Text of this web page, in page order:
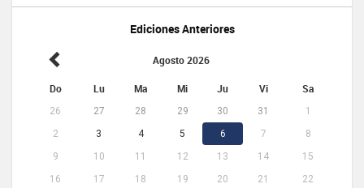
Ediciones Anteriores
Agosto 2026
Do Lu Ma Mi Ju Vi Sa
26 27 28 29 30 31
1
2
3 4 5 6 7
8
9
10 11 12 13 14
15
16
17 18 19 20 21
22